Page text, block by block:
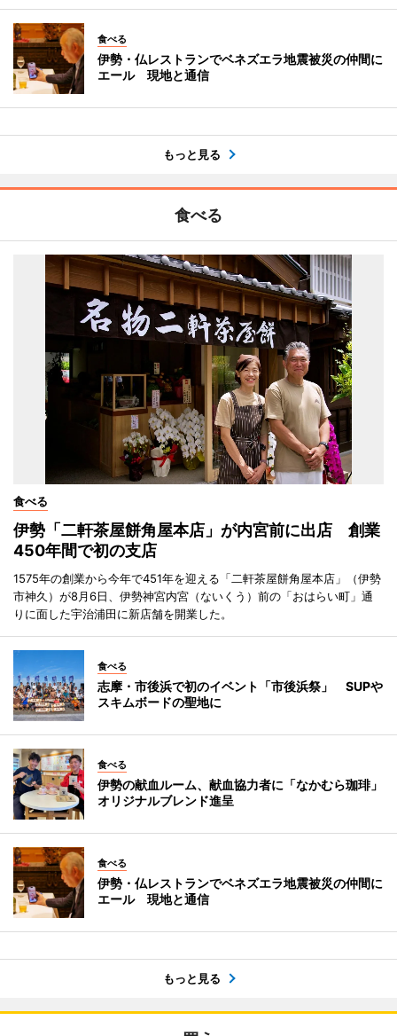
食べる
伊勢・仏レストランでベネズエラ地震被災の仲間に
エール 現地と通信
もっと見る
食べる
食べる
伊勢「二軒茶屋餅角屋本店」が内宮前に出店 創業
450年間で初の支店
1575年の創業から今年で451年を迎える「二軒茶屋餅角屋本店」（伊勢
市神久）が8月6日、伊勢神宮内宮（ないくう）前の「おはらい町」通
りに面した宇治浦田に新店舗を開業した。
食べる
志摩・市後浜で初のイベント「市後浜祭」 SUPや
スキムボードの聖地に
食べる
伊勢の献血ルーム、献血協力者に「なかむら珈琲」
オリジナルブレンド進呈
食べる
伊勢・仏レストランでベネズエラ地震被災の仲間に
エール 現地と通信
もっと見る